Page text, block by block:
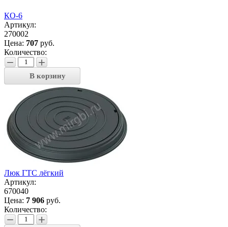
КО-6
Артикул:
270002
Цена: 707 руб.
Количество:
− +
В корзину
Люк ГТС лёгкий
Артикул:
670040
Цена: 7 906 руб.
Количество:
− +